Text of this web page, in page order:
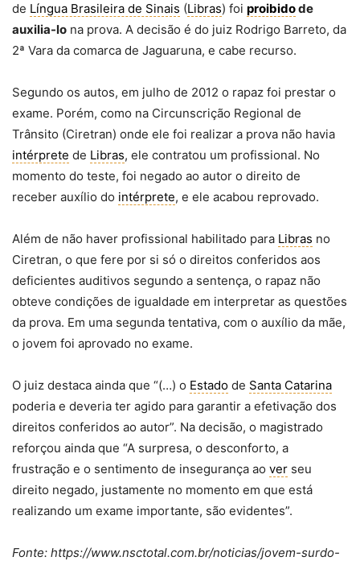
de Língua Brasileira de Sinais (Libras) foi proibidode
auxilia-lo na prova. A decisão é do juiz Rodrigo Barreto, da
2ª Vara da comarca de Jaguaruna, e cabe recurso.
Segundo os autos, em julho de 2012 o rapaz foi prestar o
exame. Porém, como na Circunscrição Regional de
Trânsito (Ciretran) onde ele foi realizar a prova não havia
intérprete de Libras, ele contratou um profissional. No
momento do teste, foi negado ao autor o direito de
receber auxílio do intérprete, e ele acabou reprovado.
Além de não haver profissional habilitado para Libras no
Ciretran, o que fere por si só o direitos conferidos aos
deficientes auditivos segundo a sentença, o rapaz não
obteve condições de igualdade em interpretar as questões
da prova. Em uma segunda tentativa, com o auxílio da mãe,
o jovem foi aprovado no exame.
O juiz destaca ainda que “(…) o Estado de Santa Catarina
poderia e deveria ter agido para garantir a efetivação dos
direitos conferidos ao autor”. Na decisão, o magistrado
reforçou ainda que “A surpresa, o desconforto, a
frustração e o sentimento de insegurança ao ver seu
direito negado, justamente no momento em que está
realizando um exame importante, são evidentes”.
Fonte: https://www.nsctotal.com.br/noticias/jovem-surdo-